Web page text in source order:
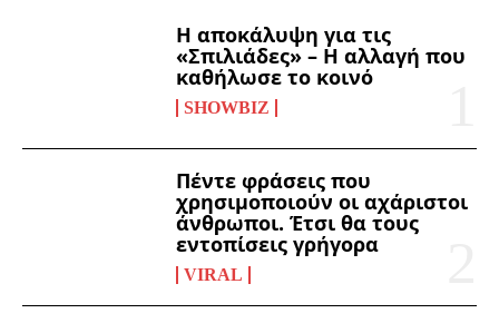
Η αποκάλυψη για τις
«Σπιλιάδες» – Η αλλαγή που
καθήλωσε το κοινό
SHOWBIZ
Πέντε φράσεις που
χρησιμοποιούν οι αχάριστοι
άνθρωποι. Έτσι θα τους
εντοπίσεις γρήγορα
VIRAL